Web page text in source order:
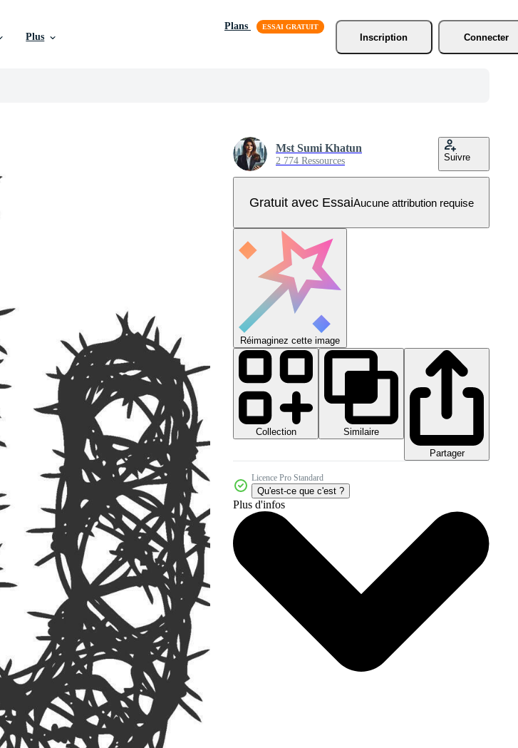
Plus
Plans
Inscription
Connecter
Mst Sumi Khatun
2 774 Ressources Suivre
Gratuit avec EssaiAucune attribution requise
Réimaginez cette image
Collection
Similaire
Partager
Licence Pro Standard
Qu'est-ce que c'est ?
Plus d'infos